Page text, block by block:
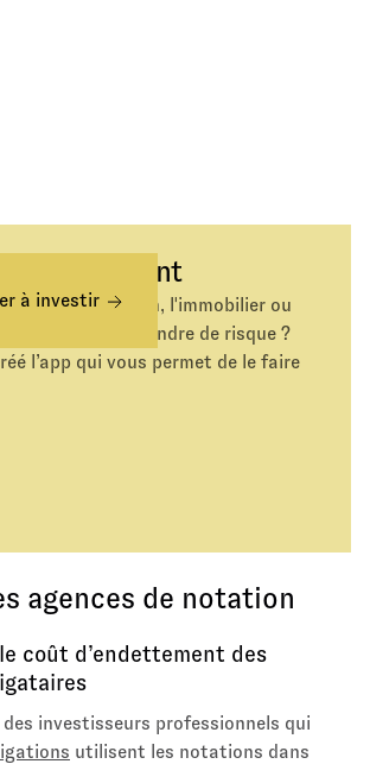
différemment
dans l’or, la tech, l'immobilier ou
sans prendre de risque ?
l’app qui vous permet de le faire
à investir
agences de notation
coût d’endettement des
investisseurs professionnels qui
utilisent les notations dans